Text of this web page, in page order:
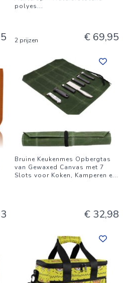
polyes...
2 prijzen € 69,95
Bruine Keukenmes Opbergtas
van Gewaxed Canvas met 7
Slots voor Koken, Kamperen e...
€ 32,98